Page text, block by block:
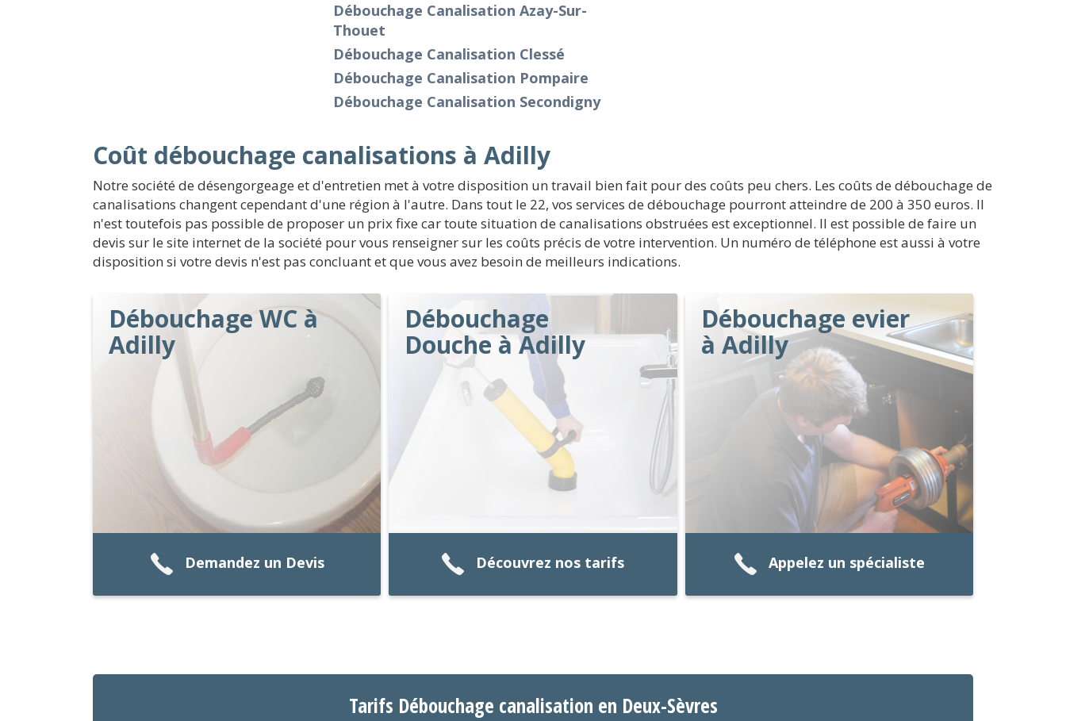
Débouchage Canalisation Azay-Sur-
Thouet
Débouchage Canalisation Clessé
Débouchage Canalisation Pompaire
Débouchage Canalisation Secondigny
Coût débouchage canalisations à Adilly
Notre société de désengorgeage et d'entretien met à votre disposition un travail bien fait pour des coûts peu chers. Les coûts de débouchage de
canalisations changent cependant d'une région à l'autre. Dans tout le 22, vos services de débouchage pourront atteindre de 200 à 350 euros. Il
n'est toutefois pas possible de proposer un prix fixe car toute situation de canalisations obstruées est exceptionnel. Il est possible de faire un
devis sur le site internet de la société pour vous renseigner sur les coûts précis de votre intervention. Un numéro de téléphone est aussi à votre
disposition si votre devis n'est pas concluant et que vous avez besoin de meilleurs indications.
Débouchage WC à
Adilly
Demandez un Devis
Débouchage
Douche à Adilly
Découvrez nos tarifs
Débouchage evier
à Adilly
Appelez un spécialiste
Tarifs Débouchage canalisation en Deux-Sèvres